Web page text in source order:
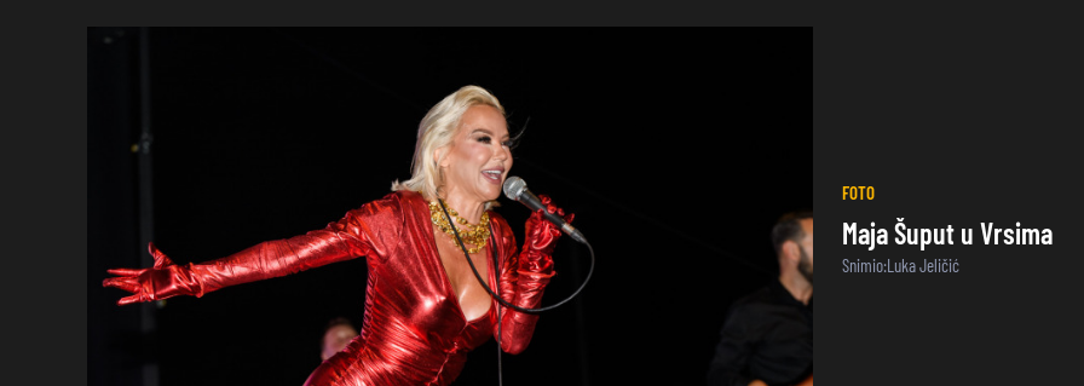
FOTO
Maja Šuput u Vrsima
Snimio:Luka Jeličić